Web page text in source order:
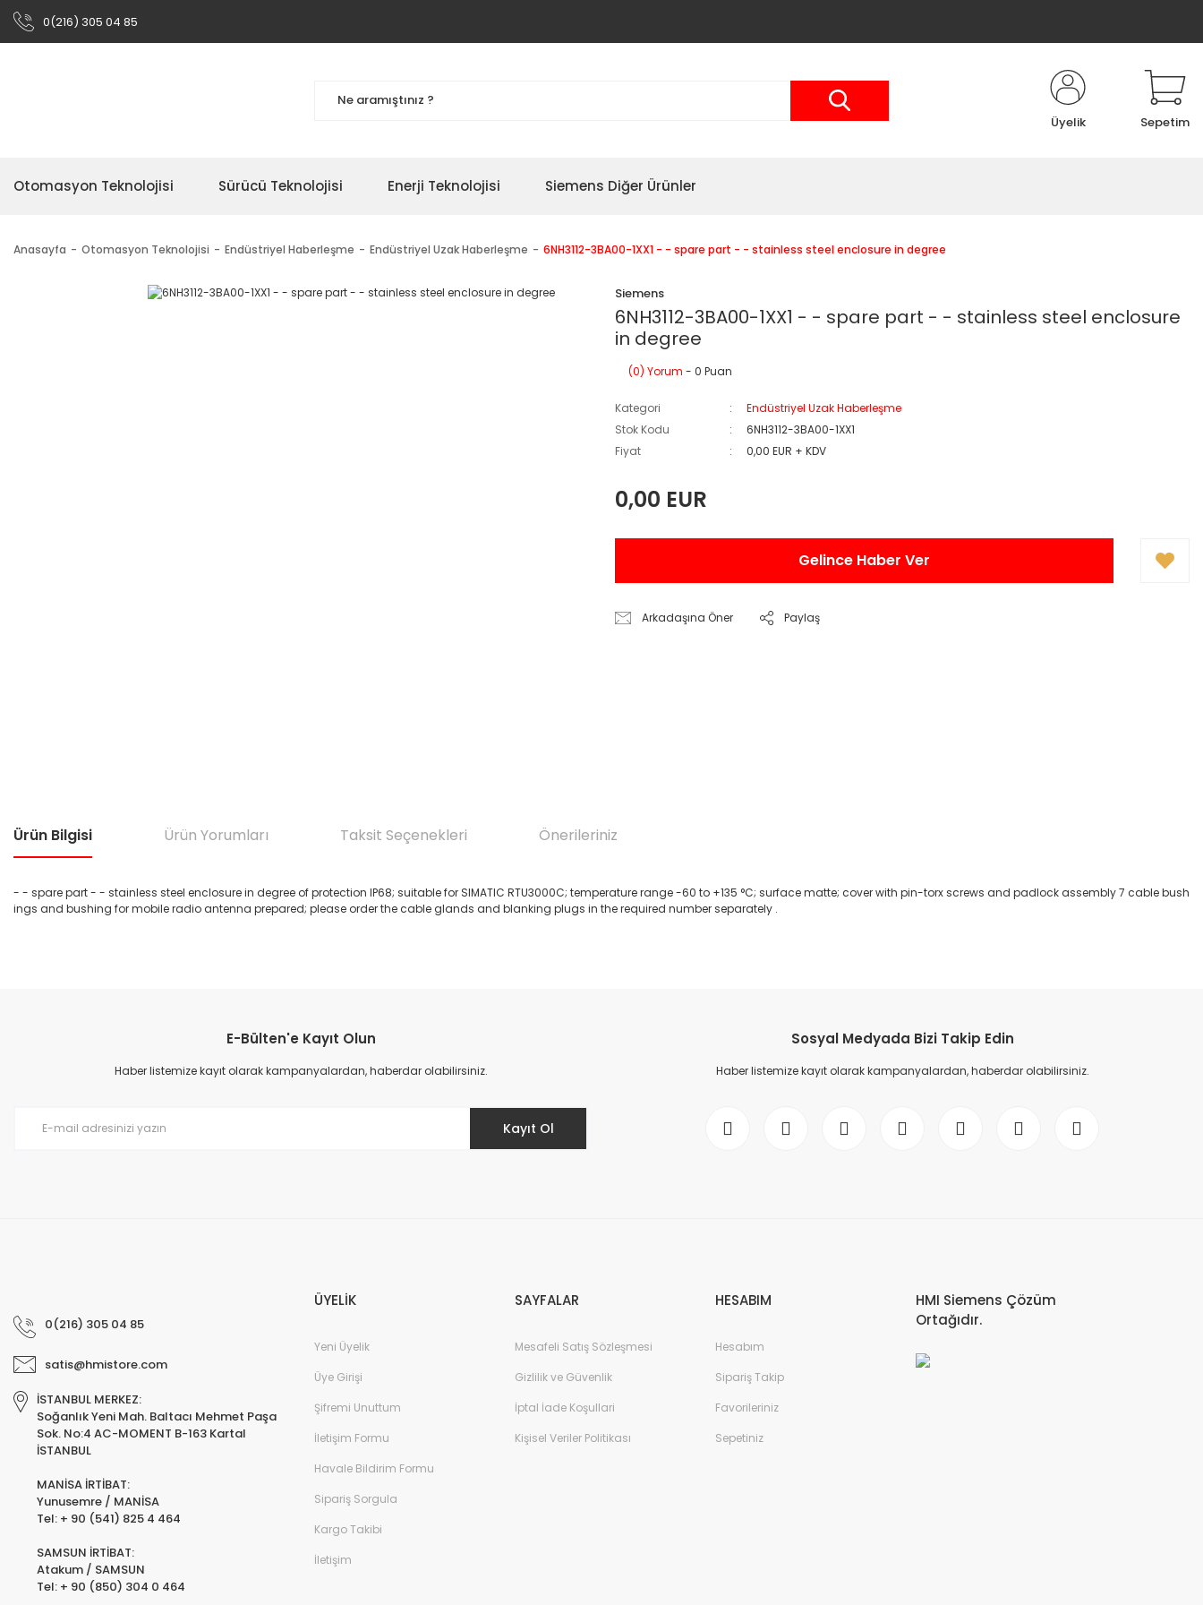
0(216) 305 04 85
Üyelik Sepetim
Otomasyon Teknolojisi Sürücü Teknolojisi Enerji Teknolojisi Siemens Diğer Ürünler
Anasayfa Otomasyon Teknolojisi Endüstriyel Haberleşme Endüstriyel Uzak Haberleşme 6NH3112-3BA00-1XX1 - - spare part - - stainless steel enclosure in degree
Siemens
6NH3112-3BA00-1XX1 - - spare part - - stainless steel enclosure
in degree
(0) Yorum - 0 Puan
Kategori
Endüstriyel Uzak Haberleşme
Stok Kodu
6NH3112-3BA00-1XX1
Fiyat
0,00 EUR + KDV
0,00 EUR
Gelince Haber Ver
Arkadaşına Öner Paylaş
Ürün Bilgisi Ürün Yorumları Taksit Seçenekleri Önerileriniz
- - spare part - - stainless steel enclosure in degree of protection IP68; suitable for SIMATIC RTU3000C; temperature range -60 to +135 °C; surface matte; cover with pin-torx screws and padlock assembly 7 cable bush
ings and bushing for mobile radio antenna prepared; please order the cable glands and blanking plugs in the required number separately .
Ürün resmi kalitesiz, bozuk veya görüntülenemiyor.
Ürün açıklamasında eksik bilgiler bulunuyor.
E-Bülten'e Kayıt Olun
Haber listemize kayıt olarak kampanyalardan, haberdar olabilirsiniz.
Kayıt Ol
Sosyal Medyada Bizi Takip Edin
Haber listemize kayıt olarak kampanyalardan, haberdar olabilirsiniz.
0(216) 305 04 85
satis@hmistore.com
İSTANBUL MERKEZ:
Soğanlık Yeni Mah. Baltacı Mehmet Paşa
Sok. No:4 AC-MOMENT B-163 Kartal
İSTANBUL
MANİSA İRTİBAT:
Yunusemre / MANİSA
Tel: + 90 (541) 825 4 464
SAMSUN İRTİBAT:
Atakum / SAMSUN
Tel: + 90 (850) 304 0 464
ÜYELİK
Yeni Üyelik
Üye Girişi
Şifremi Unuttum
İletişim Formu
Havale Bildirim Formu
Sipariş Sorgula
Kargo Takibi
İletişim
SAYFALAR
Mesafeli Satış Sözleşmesi
Gizlilik ve Güvenlik
İptal İade Koşullari
Kişisel Veriler Politikası
HESABIM
Hesabım
Sipariş Takip
Favorileriniz
Sepetiniz
HMI Siemens Çözüm
Ortağıdır.